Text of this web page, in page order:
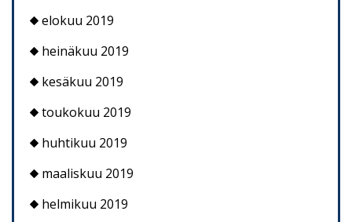
elokuu 2019
heinäkuu 2019
kesäkuu 2019
toukokuu 2019
huhtikuu 2019
maaliskuu 2019
helmikuu 2019